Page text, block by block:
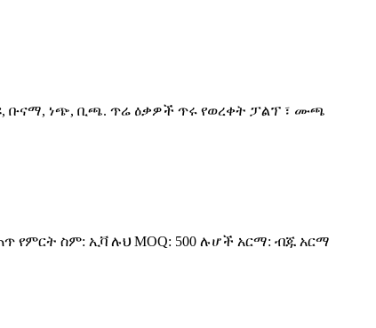
ቡናማ, ነጭ, ቢጫ. ጥሬ ዕቃዎች ጥሩ የወረቀት ፓልፕ ፣ ሙጫ
የምርት ስም: ኢቫ ሉህ MOQ: 500 ሉሆች አርማ: ብጁ አርማ